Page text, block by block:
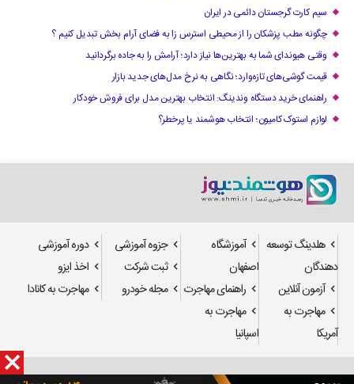
سیم کارت گرجستان دائمی در ایران
چگونه مطب پزشکان را از محیطی استرس زا به فضای آرام بخش تبدیل کنیم ؟
وقتی هیوندای شما به بهترین‌ها نیاز دارد؛ آرامش را به جاده برگردانید
قیمت گوشی‌های تازه‌وارد؛ نگاهی به نرخ مدل‌های جدید بازار
راهنمای خرید دستگاه وندینگ: انتخاب بهترین مدل برای فروش خودکار
لوازم استوک کامیون؛ انتخاب هوشمند یا پرخطر؟
هلدینگ توسعه
دهندگان
آموزشگاه
اصفهان
جزوه آموزشی
دوره آموزشی
ثبت شرکت
اخذ ایزو
آزمون آنلاین
راهنمای مهاجرت مجله خودرو
مهاجرت به کانادا
مهاجرت به
آمریکا
مهاجرت به
اسپانیا